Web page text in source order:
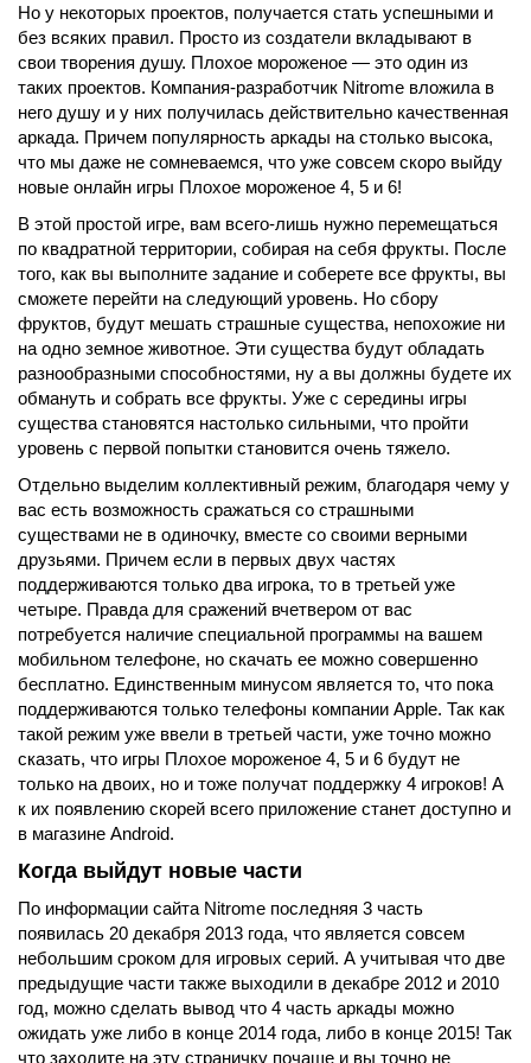
Но у некоторых проектов, получается стать успешными и
без всяких правил. Просто из создатели вкладывают в
свои творения душу. Плохое мороженое — это один из
таких проектов. Компания-разработчик Nitrome вложила в
него душу и у них получилась действительно качественная
аркада. Причем популярность аркады на столько высока,
что мы даже не сомневаемся, что уже совсем скоро выйду
новые онлайн игры Плохое мороженое 4, 5 и 6!
В этой простой игре, вам всего-лишь нужно перемещаться
по квадратной территории, собирая на себя фрукты. После
того, как вы выполните задание и соберете все фрукты, вы
сможете перейти на следующий уровень. Но сбору
фруктов, будут мешать страшные существа, непохожие ни
на одно земное животное. Эти существа будут обладать
разнообразными способностями, ну а вы должны будете их
обмануть и собрать все фрукты. Уже с середины игры
существа становятся настолько сильными, что пройти
уровень с первой попытки становится очень тяжело.
Отдельно выделим коллективный режим, благодаря чему у
вас есть возможность сражаться со страшными
существами не в одиночку, вместе со своими верными
друзьями. Причем если в первых двух частях
поддерживаются только два игрока, то в третьей уже
четыре. Правда для сражений вчетвером от вас
потребуется наличие специальной программы на вашем
мобильном телефоне, но скачать ее можно совершенно
бесплатно. Единственным минусом является то, что пока
поддерживаются только телефоны компании Apple. Так как
такой режим уже ввели в третьей части, уже точно можно
сказать, что игры Плохое мороженое 4, 5 и 6 будут не
только на двоих, но и тоже получат поддержку 4 игроков! А
к их появлению скорей всего приложение станет доступно и
в магазине Android.
Когда выйдут новые части
По информации сайта Nitrome последняя 3 часть
появилась 20 декабря 2013 года, что является совсем
небольшим сроком для игровых серий. А учитывая что две
предыдущие части также выходили в декабре 2012 и 2010
год, можно сделать вывод что 4 часть аркады можно
ожидать уже либо в конце 2014 года, либо в конце 2015! Так
что заходите на эту страничку почаще и вы точно не